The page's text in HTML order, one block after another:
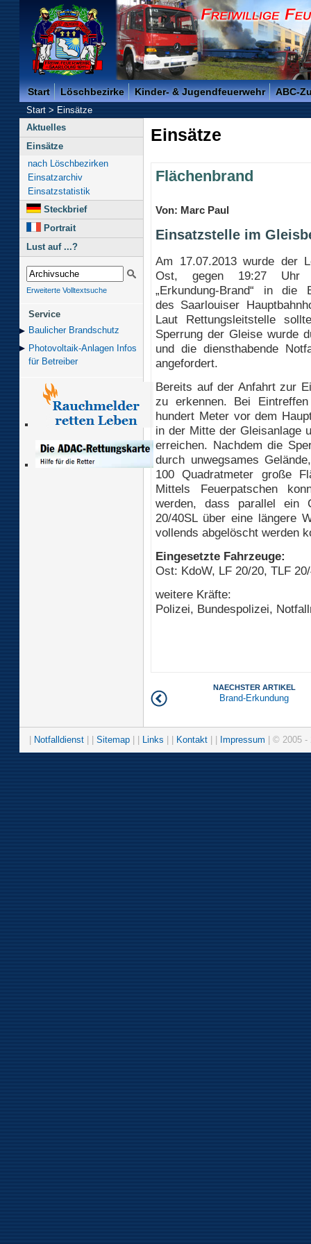
Freiwillige Feuerwehr der Kreisstadt Saarlouis -
Start Löschbezirke Kinder- & Jugendfeuerwehr ABC-
Start>Einsätze
Aktuelles
Einsätze
nach Löschbezirken
Einsatzarchiv
Einsatzstatistik
Steckbrief
Portrait
Lust auf ...?
Erweiterte Volltextsuche
Service
Baulicher Brand­schutz
Photovoltaik-Anlagen Infos
für Betreiber
Einsätze
Flächenbrand
Von: Marc Paul
Einsatzstelle im
Am 17.07.2013 wurde der
Ost, gegen 19:27 Uhr
„Erkundung-Brand“ in die
des Saarlouiser
Laut Rettungsleitstelle
Sperrung der Gleise wurde
und die diensthabende
angefordert.
Bereits auf der Anfahrt zur
zu erkennen. Bei
hundert Meter vor dem
in der Mitte der Gleisanlage
erreichen. Nachdem die
durch unwegsames
100 Quadratmeter große
Mittels Feuerpatschen
werden, dass parallel ein
20/40SL über eine längere
vollends abgelöscht werden
Eingesetzte Fahrzeuge:
Ost: KdoW, LF 20/20, TLF
weitere Kräfte:
Polizei, Bundespolizei,
NAECHSTER ARTIKEL
Brand-Erkundung
Notfalldienst Sitemap Links Kontakt Impressum | © 2005 -